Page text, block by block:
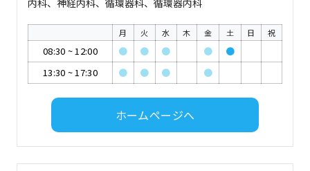
内科、神経内科、循環器科、循環器内科
月 火 水 木 金 土 日 祝
08:30 ~12:00 ● ● ● ●
●
13:30 ~17:30 ● ● ● ●
ホームページへ